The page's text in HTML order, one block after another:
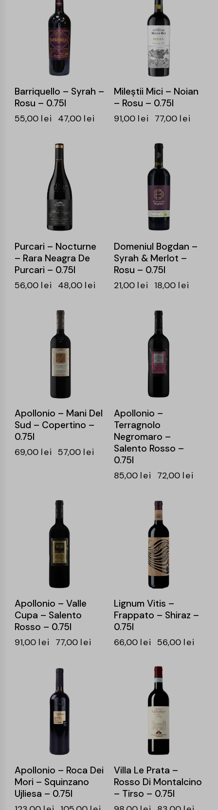
Barriquello – Syrah –
Rosu – 0.75l
55,00 lei 47,00 lei
Mileştii Mici – Noian
– Rosu – 0.75l
91,00 lei 77,00 lei
Purcari – Nocturne
– Rara Neagra De
Purcari – 0.75l
56,00 lei 48,00 lei
Domeniul Bogdan –
Syrah & Merlot –
Rosu – 0.75l
21,00 lei 18,00 lei
Apollonio – Mani Del
Sud – Copertino –
0.75l
69,00 lei 57,00 lei
Apollonio –
Terragnolo
Negromaro –
Salento Rosso –
0.75l
85,00 lei 72,00 lei
Apollonio – Valle
Cupa – Salento
Rosso – 0.75l
91,00 lei 77,00 lei
Lignum Vitis –
Frappato – Shiraz –
0.75l
66,00 lei 56,00 lei
Apollonio – Roca Dei
Mori – Squinzano
Ujliesa – 0.75l
Villa Le Prata –
Rosso Di Montalcino
– Tirso – 0.75l